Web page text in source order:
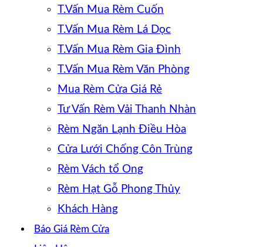
T.Vấn Mua Rèm Cuốn
T.Vấn Mua Rèm Lá Dọc
T.Vấn Mua Rèm Gia Đình
T.Vấn Mua Rèm Văn Phòng
Mua Rèm Cửa Giá Rẻ
Tư Vấn Rèm Vải Thanh Nhàn
Rèm Ngăn Lạnh Điều Hòa
Cửa Lưới Chống Côn Trùng
Rèm Vách tổ Ong
Rèm Hạt Gỗ Phong Thủy
Khách Hàng
Báo Giá Rèm Cửa